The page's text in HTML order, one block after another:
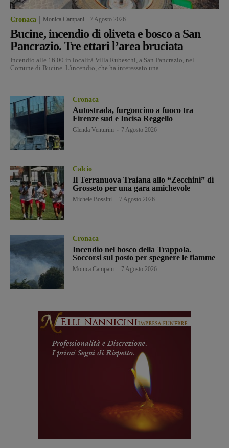
Cronaca Monica Campani 7 Agosto 2026
Bucine, incendio di oliveta e bosco a San
Pancrazio. Tre ettari l’area bruciata
Incendio alle 16.00 in località Villa Rubeschi, a San Pancrazio, nel
Comune di Bucine. L'incendio, che ha interessato una...
Cronaca
Autostrada, furgoncino a fuoco tra
Firenze sud e Incisa Reggello
Glenda Venturini 7 Agosto 2026
Calcio
Il Terranuova Traiana allo “Zecchini” di
Grosseto per una gara amichevole
Michele Bossini 7 Agosto 2026
Cronaca
Incendio nel bosco della Trappola.
Soccorsi sul posto per spegnere le fiamme
Monica Campani 7 Agosto 2026